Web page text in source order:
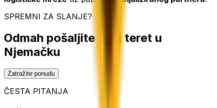
SPREMNI ZA SLANJE?
Odmah pošaljite svoj teret u
Njemačku
Zatražite ponudu
ČESTA PITANJA